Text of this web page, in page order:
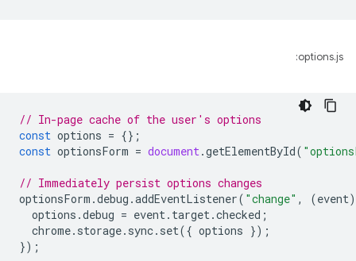
options.js:
// In-page cache of the user's options
const options = {};
const optionsForm = document.getElementById(
// Immediately persist options changes
optionsForm .debug .addEventListener( "change" , (event)
options .debug = event. target.checked ;
chrome. storage. sync. set({ options });
});